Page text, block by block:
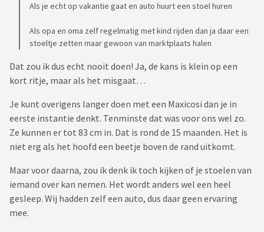
Als je echt op vakantie gaat en auto huurt een stoel huren
Als opa en oma zelf regelmatig met kind rijden dan ja daar een
stoeltje zetten maar gewoon van marktplaats halen
Dat zou ik dus echt nooit doen! Ja, de kans is klein op een
kort ritje, maar als het misgaat…
Je kunt overigens langer doen met een Maxicosi dan je in
eerste instantie denkt. Tenminste dat was voor ons wel zo.
Ze kunnen er tot 83 cm in. Dat is rond de 15 maanden. Het is
niet erg als het hoofd een beetje boven de rand uitkomt.
Maar voor daarna, zou ik denk ik toch kijken of je stoelen van
iemand over kan nemen. Het wordt anders wel een heel
gesleep. Wij hadden zelf een auto, dus daar geen ervaring
mee.